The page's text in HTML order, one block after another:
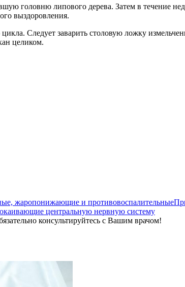
головню липового дерева. Затем в течение
выздоровления.
Следует заварить столовую ложку
целиком.
жаропонижающие и противовоспалительные
центральную нервную систему
консультируйтесь с Вашим врачом!